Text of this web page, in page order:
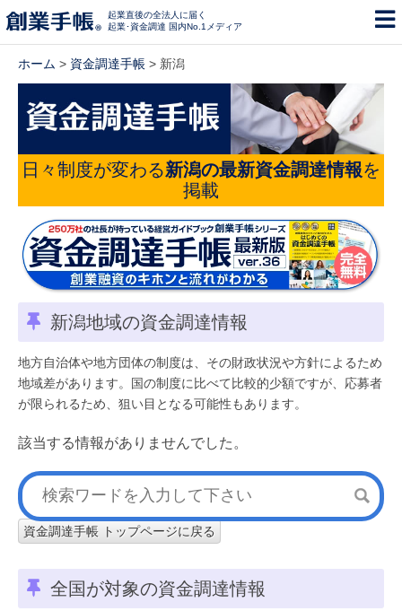
起業直後の全法人に届く
起業･資金調達 国内No.1メディア
ホーム > 資金調達手帳 > 新潟
日々制度が変わる新潟の最新資金調達情報を
掲載
新潟地域の資金調達情報
地方自治体や地方団体の制度は、その財政状況や方針によるため
地域差があります。国の制度に比べて比較的少額ですが、応募者
が限られるため、狙い目となる可能性もあります。
該当する情報がありませんでした。
資金調達手帳 トップページに戻る
全国が対象の資金調達情報